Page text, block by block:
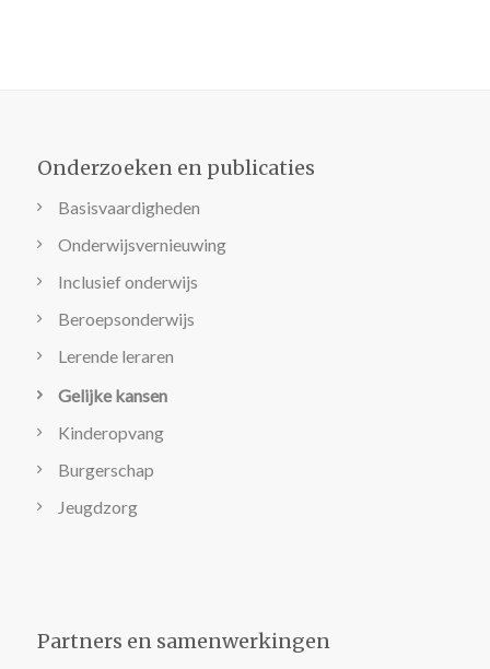
Onderzoeken en publicaties
Basisvaardigheden
Onderwijsvernieuwing
Inclusief onderwijs
Beroepsonderwijs
Lerende leraren
Gelijke kansen
Kinderopvang
Burgerschap
Jeugdzorg
Partners en samenwerkingen